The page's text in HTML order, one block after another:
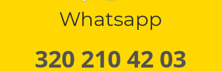
Whatsapp
320 210 42 03